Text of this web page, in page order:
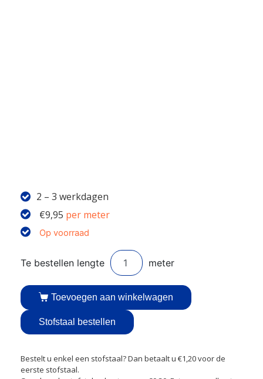
2 – 3 werkdagen
€9,95 per meter
Op voorraad
Toevoegen aan winkelwagen
Stofstaal bestellen
Bestelt u enkel een stofstaal? Dan betaalt u €1,20 voor de
eerste stofstaal.